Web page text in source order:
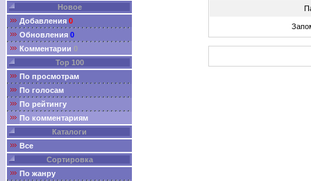
Новое
Добавления 0
Обновления 0
Комментарии 0
Top 100
По просмотрам
По голосам
По рейтингу
По комментариям
Каталоги
Все
Сортировка
По жанру